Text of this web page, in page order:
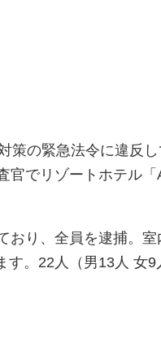
策の緊急法令に違反
官でリゾートホテル「
おり、全員を逮捕。室
す。22人（男13人 女9